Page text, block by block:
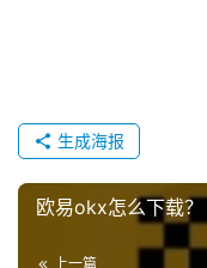
生成海报
欧易okx怎么下载？
上一篇